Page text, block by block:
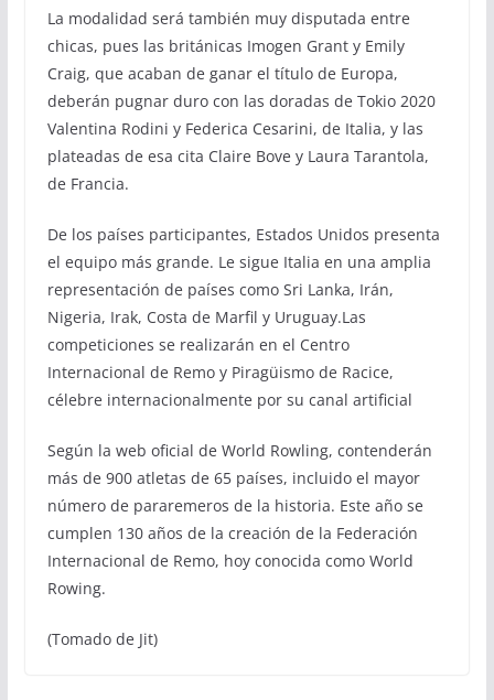
La modalidad será también muy disputada entre
chicas, pues las británicas Imogen Grant y Emily
Craig, que acaban de ganar el título de Europa,
deberán pugnar duro con las doradas de Tokio 2020
Valentina Rodini y Federica Cesarini, de Italia, y las
plateadas de esa cita Claire Bove y Laura Tarantola,
de Francia.
De los países participantes, Estados Unidos presenta
el equipo más grande. Le sigue Italia en una amplia
representación de países como Sri Lanka, Irán,
Nigeria, Irak, Costa de Marfil y Uruguay.Las
competiciones se realizarán en el Centro
Internacional de Remo y Piragüismo de Racice,
célebre internacionalmente por su canal artificial
Según la web oficial de World Rowling, contenderán
más de 900 atletas de 65 países, incluido el mayor
número de pararemeros de la historia. Este año se
cumplen 130 años de la creación de la Federación
Internacional de Remo, hoy conocida como World
Rowing.
(Tomado de Jit)